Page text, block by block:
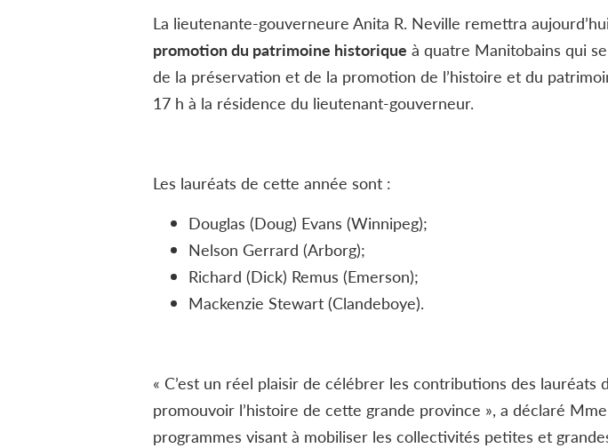
La lieutenante-gouverneure Anita R. Neville remettra
promotion du patrimoine historique à quatre Manitobains qui
de la préservation et de la promotion de l’histoire et du
17 h à la résidence du lieutenant-gouverneur.
Les lauréats de cette année sont :
Douglas (Doug) Evans (Winnipeg);
Nelson Gerrard (Arborg);
Richard (Dick) Remus (Emerson);
Mackenzie Stewart (Clandeboye).
« C’est un réel plaisir de célébrer les contributions des
promouvoir l’histoire de cette grande province », a déclaré
programmes visant à mobiliser les collectivités petites et